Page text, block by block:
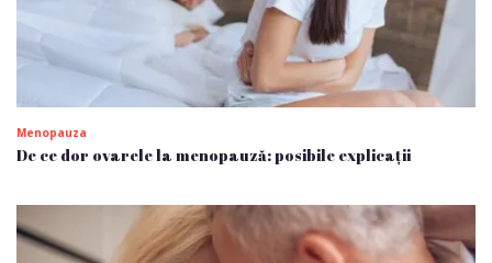
Menopauza
De ce dor ovarele la menopauză: posibile explicații